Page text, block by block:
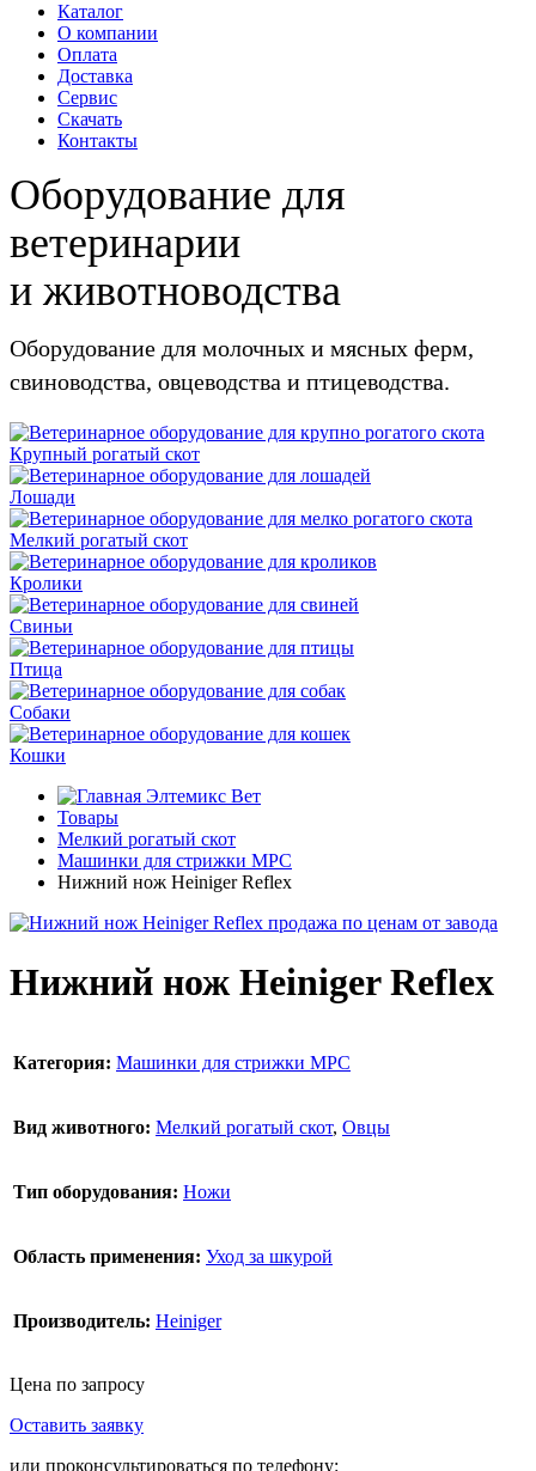
Каталог
О компании
Оплата
Доставка
Сервис
Скачать
Контакты
Оборудование для
ветеринарии
и животноводства
Оборудование для молочных и мясных ферм,
свиноводства, овцеводства и птицеводства.
Крупный рогатый скот
Лошади
Мелкий рогатый скот
Кролики
Свиньи
Птица
Собаки
Кошки
Элтемикс Вет
Товары
Мелкий рогатый скот
Машинки для стрижки МРС
Нижний нож Heiniger Reflex
Нижний нож Heiniger Reflex
Категория: Машинки для стрижки МРС
Вид животного: Мелкий рогатый скот, Овцы
Тип оборудования: Ножи
Область применения: Уход за шкурой
Производитель: Heiniger
Цена по запросу
Оставить заявку
или проконсультироваться по телефону: